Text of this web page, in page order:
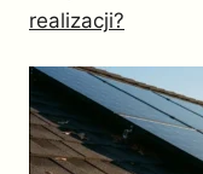
realizacji?